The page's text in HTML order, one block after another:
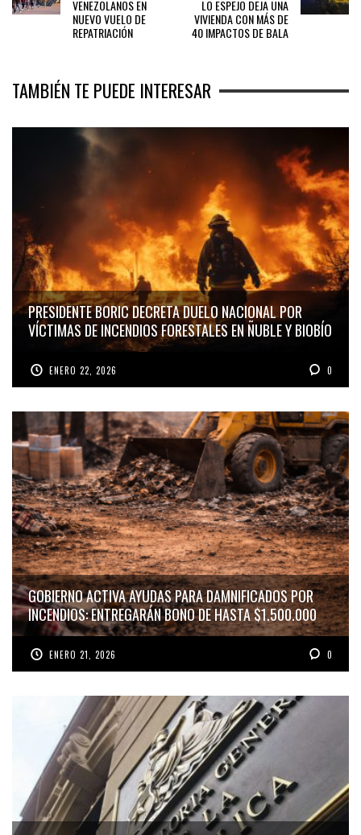
VENEZOLANOS EN
NUEVO VUELO DE
REPATRIACIÓN
LO ESPEJO DEJA UNA
VIVIENDA CON MÁS DE
40 IMPACTOS DE BALA
TAMBIÉN TE PUEDE INTERESAR
PRESIDENTE BORIC DECRETA DUELO NACIONAL POR
VÍCTIMAS DE INCENDIOS FORESTALES EN ÑUBLE Y BIOBÍO
ENERO 22, 2026 0
GOBIERNO ACTIVA AYUDAS PARA DAMNIFICADOS POR
INCENDIOS: ENTREGARÁN BONO DE HASTA $1.500.000
ENERO 21, 2026 0